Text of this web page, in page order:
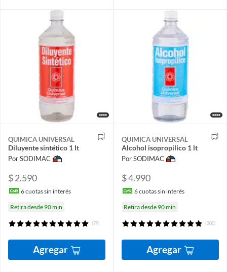
QUIMICA UNIVERSAL
Diluyente sintético 1 lt
Por SODIMAC
$ 2.590
6cuotas sin interés
Retira desde 90 min
(79)
Agregar
QUIMICA UNIVERSAL
Alcohol isopropilico 1 lt
Por SODIMAC
$ 4.990
6cuotas sin interés
Retira desde 90 min
(300)
Agregar